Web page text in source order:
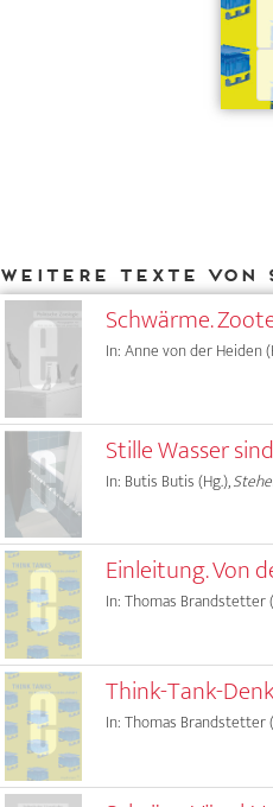
Weitere Texte von
Schwärme.
In: Anne von der Heiden
Stille Wasser
In: Butis Butis (Hg.),
Einleitung. Von
In: Thomas Brandstetter
Think-Tank-
In: Thomas Brandstetter